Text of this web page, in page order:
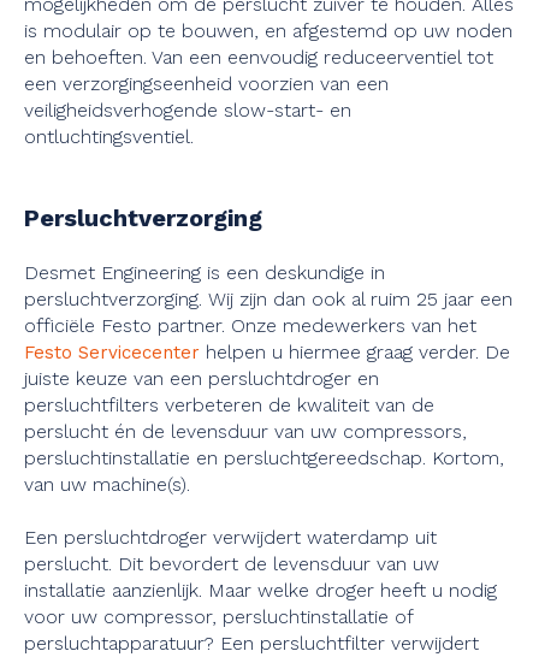
mogelijkheden om de perslucht zuiver te houden. Alles
is modulair op te bouwen, en afgestemd op uw noden
en behoeften. Van een eenvoudig reduceerventiel tot
een verzorgingseenheid voorzien van een
veiligheidsverhogende slow-start- en
ontluchtingsventiel.
Persluchtverzorging
Desmet Engineering is een deskundige in
persluchtverzorging. Wij zijn dan ook al ruim 25 jaar een
officiële Festo partner. Onze medewerkers van het
Festo Servicecenter helpen u hiermee graag verder. De
juiste keuze van een persluchtdroger en
persluchtfilters verbeteren de kwaliteit van de
perslucht én de levensduur van uw compressors,
persluchtinstallatie en persluchtgereedschap. Kortom,
van uw machine(s).
Een persluchtdroger verwijdert waterdamp uit
perslucht. Dit bevordert de levensduur van uw
installatie aanzienlijk. Maar welke droger heeft u nodig
voor uw compressor, persluchtinstallatie of
persluchtapparatuur? Een persluchtfilter verwijdert